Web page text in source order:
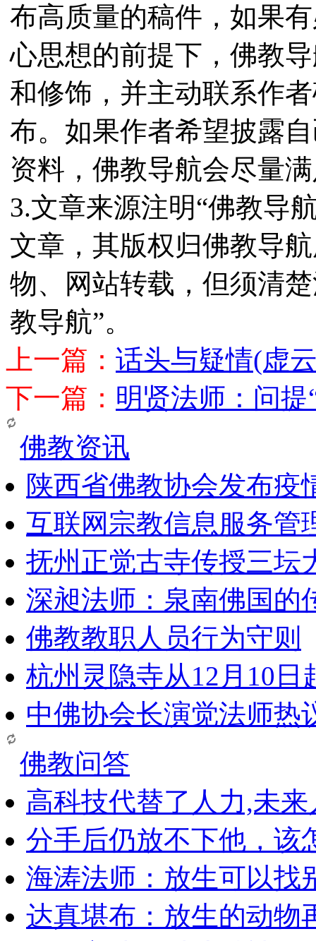
布高质量的稿件，如果
心思想的前提下，佛教
和修饰，并主动联系作
布。如果作者希望披露
资料，佛教导航会尽量
3.文章来源注明“佛教导
文章，其版权归佛教导
物、网站转载，但须清
教导航”。
上一篇： 话头与疑情(虚
下一篇： 明贤法师：问提
佛教资讯
陕西省佛教协会发布疫
互联网宗教信息服务管
抚州正觉古寺传授三坛
深昶法师：泉南佛国的
佛教教职人员行为守则
杭州灵隐寺从12月10日
中佛协会长演觉法师热
佛教问答
高科技代替了人力,未
分手后仍放不下他，该
海涛法师：放生可以找
达真堪布：放生的动物